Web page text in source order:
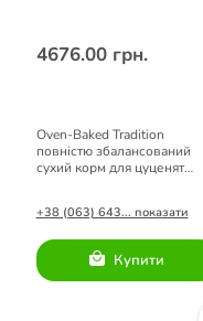
4676.00 грн.
Oven-Baked Tradition
повністю збалансований
сухий корм для цуценят
+38 (063) 643... показати
Купити